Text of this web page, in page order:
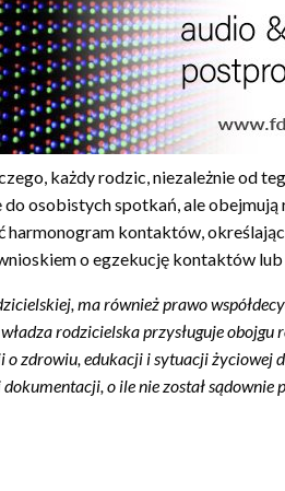
każdy rodzic, niezależnie od
osobistych spotkań, ale
kontaktów,
o egzekucję kontaktów
ma również prawo
rodzicielska przysługuje
zdrowiu, edukacji i sytuacji życiowej
o ile nie został